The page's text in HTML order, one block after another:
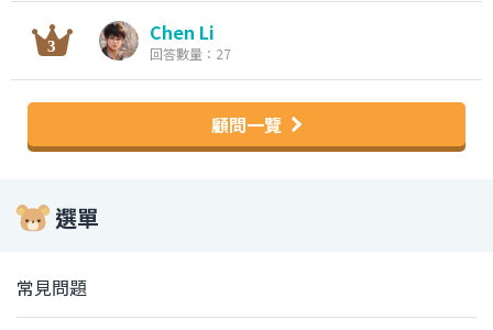
Chen Li
回答數量：27
顧問一覽
選單
常見問題